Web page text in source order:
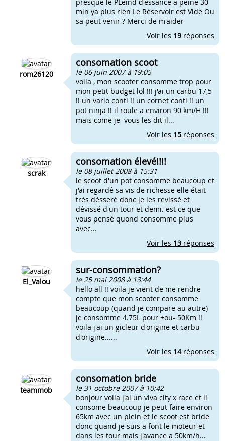
min ya plus rien Le Réservoir est Vide Ou
sa peut venir ? Merci de m'aider
Voir les 19 réponses
rom26120
consomation scoot
le 06 juin 2007 à 19:05
voila , mon scooter consomme trop pour
mon petit budget lol !!! j'ai un carbu 17,5
!! un vario conti !! un cornet conti !! un
pot ninja !! il roule a environ 90 km/H !!!
mais come je vous les dit il...
Voir les 15 réponses
scrak
consomation élevé!!!!
le 08 juillet 2008 à 15:31
le scoot d'un pot consomme beaucoup et
j'ai regardé sa vis de richesse elle était
très désseré donc je les revissé et
dévissé d'un tour et demi. est ce que
vous pensé quond consomme plus
avec...
Voir les 13 réponses
El_Valou
sur-consommation?
le 25 mai 2008 à 13:44
hello all !! voila je vient de me rendre
compte que mon scooter consomme
beaucoup (quand je compare au autre)
je consomme 4.75L pour +ou- 50Km !!
voila j'ai un gicleur d'origine et carbu
d'origine......
Voir les 14réponses
teammob
consomation bride
le 31 octobre 2007 à 10:42
bonjour voila j'ai un viva city x race et il
consome beaucoup je peut faire environ
65km avec un plein et le scoot est bride
donc quand je suis a font le moteur et
dans les tour mais j'avance a 50km/h...